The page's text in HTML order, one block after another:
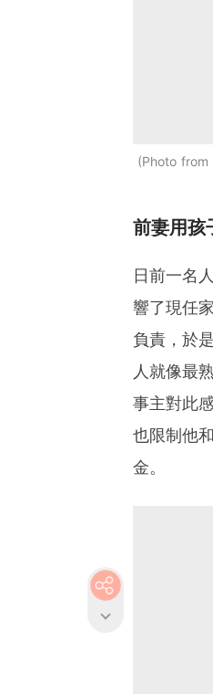
Photo from
前妻用孩
日前一名
響了現任
負責，於
人就像最
事主對此
也限制他
金。